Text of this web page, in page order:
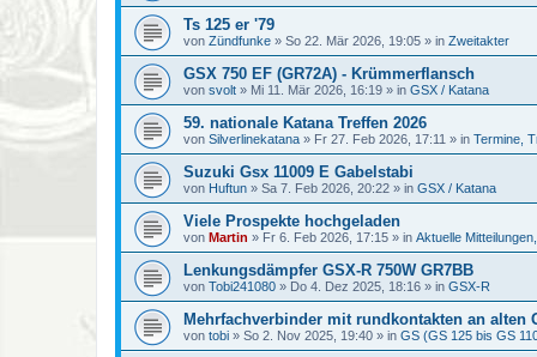
Ts 125 er '79
von Zündfunke » So 22. Mär 2026, 19:05 » in Zweitakter
GSX 750 EF (GR72A) - Krümmerflansch
von svolt » Mi 11. Mär 2026, 16:19 » in GSX / Katana
59. nationale Katana Treffen 2026
von Silverlinekatana » Fr 27. Feb 2026, 17:11 » in Termine,
Suzuki Gsx 11009 E Gabelstabi
von Huftun » Sa 7. Feb 2026, 20:22 » in GSX / Katana
Viele Prospekte hochgeladen
von Martin » Fr 6. Feb 2026, 17:15 » in Aktuelle
Lenkungsdämpfer GSX-R 750W GR7BB
von Tobi241080 » Do 4. Dez 2025, 18:16 » in GSX-R
Mehrfachverbinder mit rundkontakten an alten
von tobi » So 2. Nov 2025, 19:40 » in GS (GS 125 bis GS